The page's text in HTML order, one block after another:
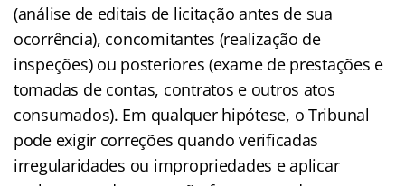
(análise de editais de licitação antes de sua
ocorrência), concomitantes (realização de
inspeções) ou posteriores (exame de prestações e
tomadas de contas, contratos e outros atos
consumados). Em qualquer hipótese, o Tribunal
pode exigir correções quando verificadas
irregularidades ou impropriedades e aplicar